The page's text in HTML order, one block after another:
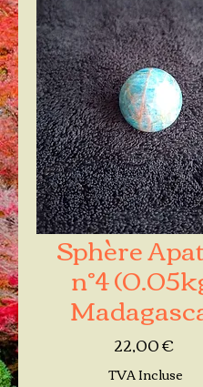
Sphère
n°4
22,00 €Prix
TVA Incluse